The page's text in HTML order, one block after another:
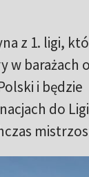
z 1. ligi,
barażach
i będzie
do